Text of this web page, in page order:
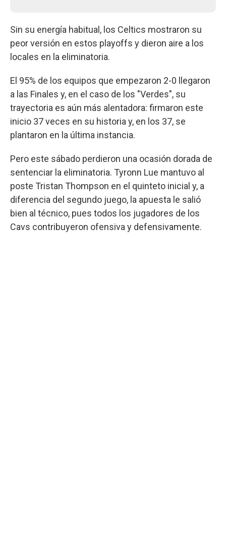
Sin su energía habitual, los Celtics mostraron su
peor versión en estos playoffs y dieron aire a los
locales en la eliminatoria.
El 95% de los equipos que empezaron 2-0 llegaron
a las Finales y, en el caso de los "Verdes", su
trayectoria es aún más alentadora: firmaron este
inicio 37 veces en su historia y, en los 37, se
plantaron en la última instancia.
Pero este sábado perdieron una ocasión dorada de
sentenciar la eliminatoria. Tyronn Lue mantuvo al
poste Tristan Thompson en el quinteto inicial y, a
diferencia del segundo juego, la apuesta le salió
bien al técnico, pues todos los jugadores de los
Cavs contribuyeron ofensiva y defensivamente.